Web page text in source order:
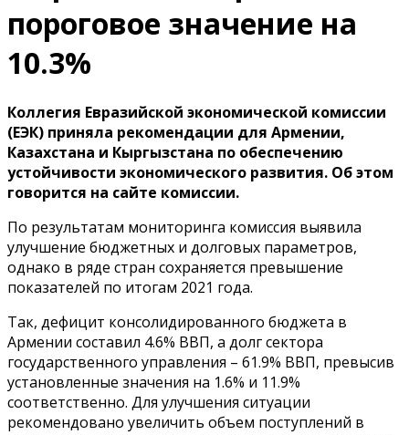
пороговое значение на
10.3%
Коллегия Евразийской экономической комиссии
(ЕЭК) приняла рекомендации для Армении,
Казахстана и Кыргызстана по обеспечению
устойчивости экономического развития. Об этом
говорится на сайте комиссии.
По результатам мониторинга комиссия выявила
улучшение бюджетных и долговых параметров,
однако в ряде стран сохраняется превышение
показателей по итогам 2021 года.
Так, дефицит консолидированного бюджета в
Армении составил 4.6% ВВП, а долг сектора
государственного управления – 61.9% ВВП, превысив
установленные значения на 1.6% и 11.9%
соответственно. Для улучшения ситуации
рекомендовано увеличить объем поступлений в